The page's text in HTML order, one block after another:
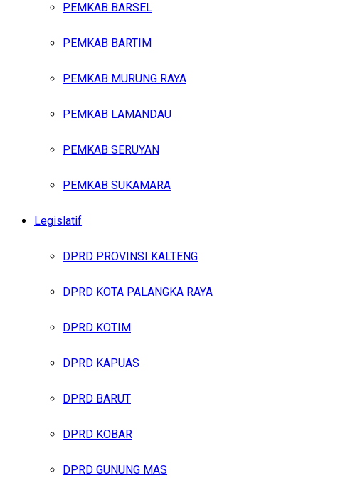
PEMKAB BARSEL
PEMKAB BARTIM
PEMKAB MURUNG RAYA
PEMKAB LAMANDAU
PEMKAB SERUYAN
PEMKAB SUKAMARA
Legislatif
DPRD PROVINSI KALTENG
DPRD KOTA PALANGKA RAYA
DPRD KOTIM
DPRD KAPUAS
DPRD BARUT
DPRD KOBAR
DPRD GUNUNG MAS